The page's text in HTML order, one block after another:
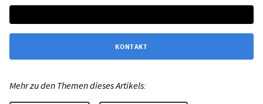
KONTAKT
Mehr zu den Themen dieses Artikels: